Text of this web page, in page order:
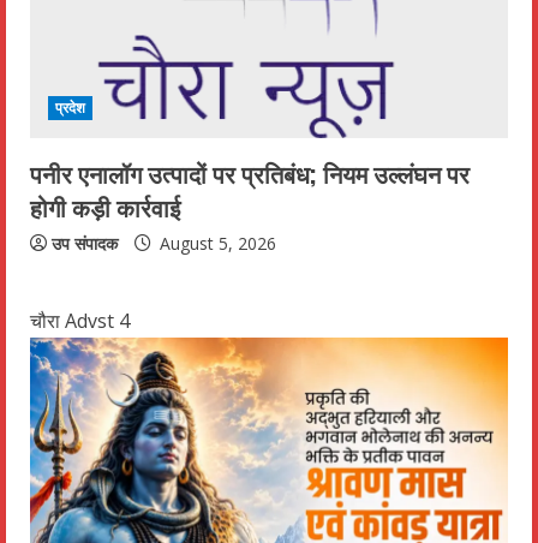
प्रदेश
पनीर एनालॉग उत्पादों पर प्रतिबंध; नियम उल्लंघन पर
होगी कड़ी कार्रवाई
उप संपादक August 5, 2026
चौरा Advst 4